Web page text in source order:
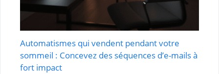
Automatismes qui vendent pendant votre
sommeil : Concevez des séquences d’e-mails à
fort impact